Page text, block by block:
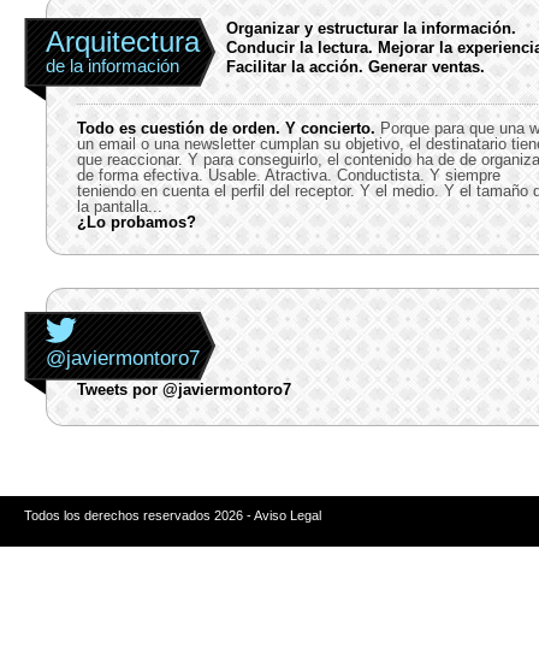
Arquitectura
de la información
Organizar y estructurar la información.
Conducir la lectura. Mejorar la
Facilitar la acción. Generar ventas.
Todo es cuestión de orden. Y concierto. Porque para que una
un email o una newsletter cumplan su objetivo, el destinatario
que reaccionar. Y para conseguirlo, el contenido ha de de
de forma efectiva. Usable. Atractiva. Conductista. Y siempre
teniendo en cuenta el perfil del receptor. Y el medio. Y el tamaño
la pantalla...
¿Lo probamos?
@javiermontoro7
Tweets por @javiermontoro7
Todos los derechos reservados 2026 - Aviso Legal